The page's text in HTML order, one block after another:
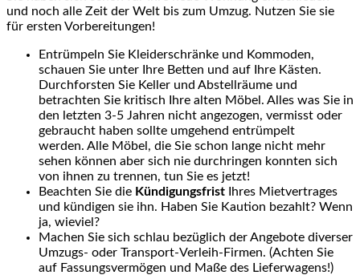
und noch alle Zeit der Welt bis zum Umzug. Nutzen Sie sie
für ersten Vorbereitungen!
Entrümpeln Sie Kleiderschränke und Kommoden,
schauen Sie unter Ihre Betten und auf Ihre Kästen.
Durchforsten Sie Keller und Abstellräume und
betrachten Sie kritisch Ihre alten Möbel. Alles was Sie in
den letzten 3-5 Jahren nicht angezogen, vermisst oder
gebraucht haben sollte umgehend entrümpelt
werden. Alle Möbel, die Sie schon lange nicht mehr
sehen können aber sich nie durchringen konnten sich
von ihnen zu trennen, tun Sie es jetzt!
Beachten Sie die Kündigungsfrist Ihres Mietvertrages
und kündigen sie ihn. Haben Sie Kaution bezahlt? Wenn
ja, wieviel?
Machen Sie sich schlau bezüglich der Angebote diverser
Umzugs- oder Transport-Verleih-Firmen. (Achten Sie
auf Fassungsvermögen und Maße des Lieferwagens!)